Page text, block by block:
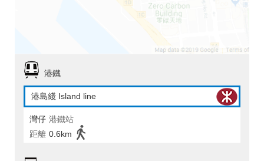
港鐵
港島綫 Island line
灣仔 港鐵站
距離 0.6km